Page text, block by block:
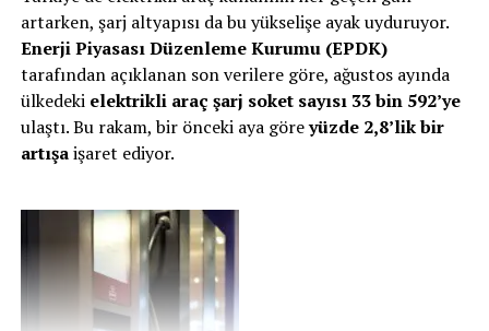
artarken, şarj altyapısı da bu yükselişe ayak uyduruyor.
Enerji Piyasası Düzenleme Kurumu (EPDK)
tarafından açıklanan son verilere göre, ağustos ayında
ülkedeki elektrikli araç şarj soket sayısı 33 bin 592’ye
ulaştı. Bu rakam, bir önceki aya göreyüzde 2,8’lik bir
artışaişaret ediyor.